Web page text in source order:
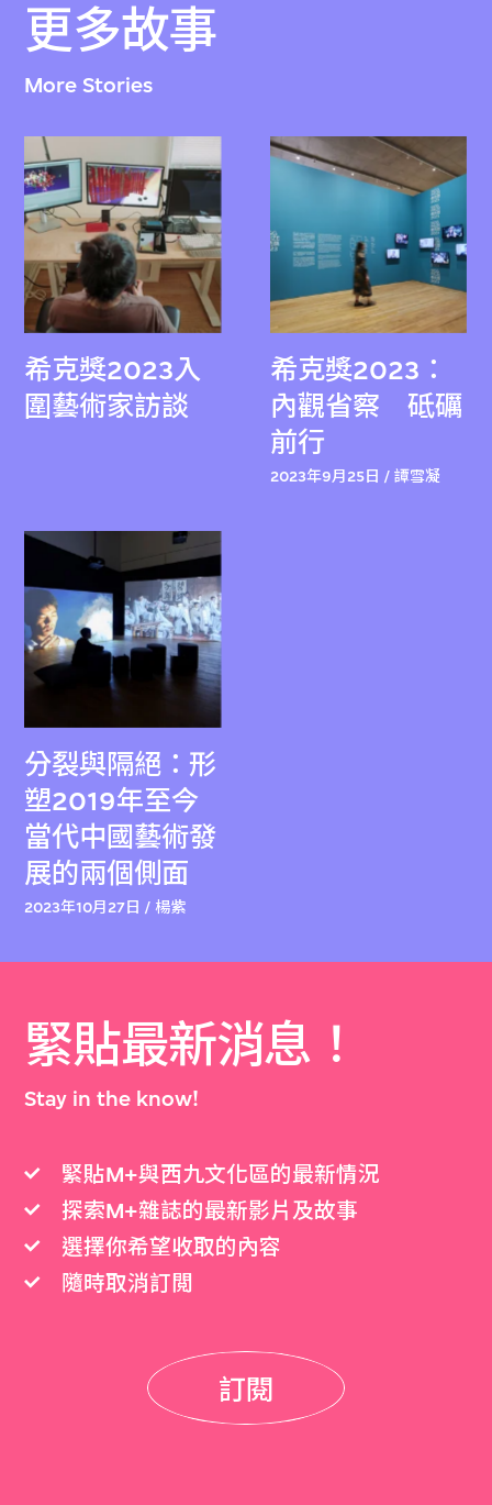
更多故事
More Stories
希克獎2023入
圍藝術家訪談
希克獎2023：
內觀省察 砥礪
前行
2023年9月25日 / 譚雪凝
分裂與隔絕：形
塑2019年至今
當代中國藝術發
展的兩個側面
2023年10月27日 / 楊紫
緊貼最新消息！
Stay in the know!
緊貼M+與西九文化區的最新情況
探索M+雜誌的最新影片及故事
選擇你希望收取的內容
隨時取消訂閲
訂閱